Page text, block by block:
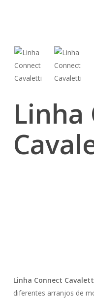
Linha
Linha Connect
diferentes arranjos de